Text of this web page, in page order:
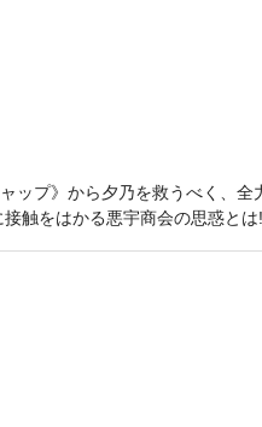
ップ》から夕乃を救うべく、全
触をはかる悪宇商会の思惑とは